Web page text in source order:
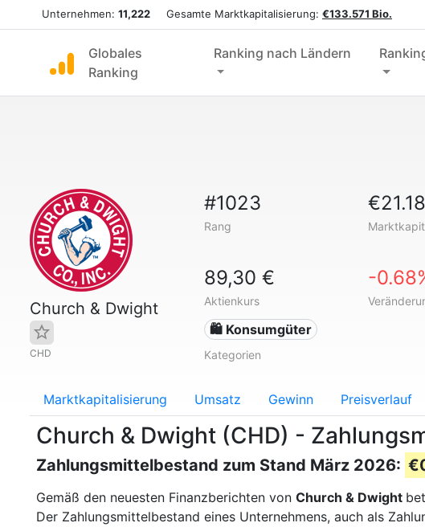
Unternehmen: 11,222 Gesamte Marktkapitalisierung: €133.571 Bio.
Globales
Ranking
Ranking nach Ländern
Church & Dwight
CHD
#1023
Rang
89,30 €
Aktienkurs
-
🛍 Konsumgüter
Kategorien
Marktkapitalisierung Umsatz Gewinn Preisverlauf
Church & Dwight (CHD) -
Zahlungsmittelbestand zum Stand März 2026:
Gemäß den neuesten Finanzberichten von Church & Dwight
Der Zahlungsmittelbestand eines Unternehmens, auch als